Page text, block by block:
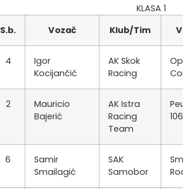
KLASA 1
S.b. Vozač Klub/Tim
4
Igor
Kocijančić
AK Skok
Racing
2
Mauricio
Bajerić
AK Istra
Racing
Team
106
6
Samir
Smailagić
SAK
Samobor